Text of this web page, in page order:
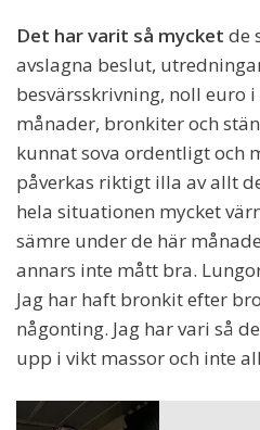
Det har varit så mycket de
avslagna beslut,
besvärsskrivning, noll euro
månader, bronkiter och
kunnat sova ordentligt och
påverkas riktigt illa av allt
hela situationen mycket
sämre under de här
annars inte mått bra.
Jag har haft bronkit efter
någonting. Jag har vari så
upp i vikt massor och inte